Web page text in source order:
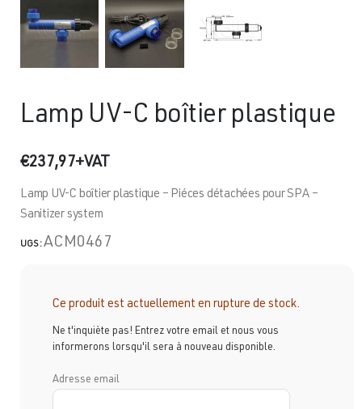
Lamp UV-C boîtier plastique
€237,97+VAT
Lamp UV-C boîtier plastique – Piéces détachées pour SPA –
Sanitizer system
UGS :ACM0467
Ce produit est actuellement en rupture de stock.
Ne t'inquiète pas! Entrez votre email et nous vous
informerons lorsqu'il sera à nouveau disponible.
Adresse email